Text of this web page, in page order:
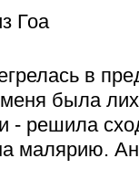
в
была
- решила
малярию.